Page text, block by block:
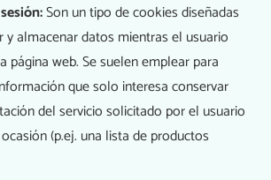
Son un tipo de cookies diseñadas
y almacenar datos mientras el usuario
página web. Se suelen emplear para
que solo interesa conservar
del servicio solicitado por el usuario
(p.ej. una lista de productos